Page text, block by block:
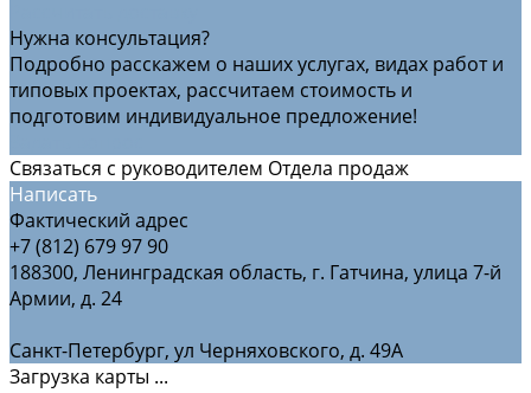
Нужна консультация?
Подробно расскажем о наших услугах, видах работ и
типовых проектах, рассчитаем стоимость и
подготовим индивидуальное предложение!
Связаться с руководителем Отдела продаж
Написать
Фактический адрес
+7 (812) 679 97 90
188300, Ленинградская область, г. Гатчина, улица 7-й
Армии, д. 24
Санкт-Петербург, ул Черняховского, д. 49А
Загрузка карты ...